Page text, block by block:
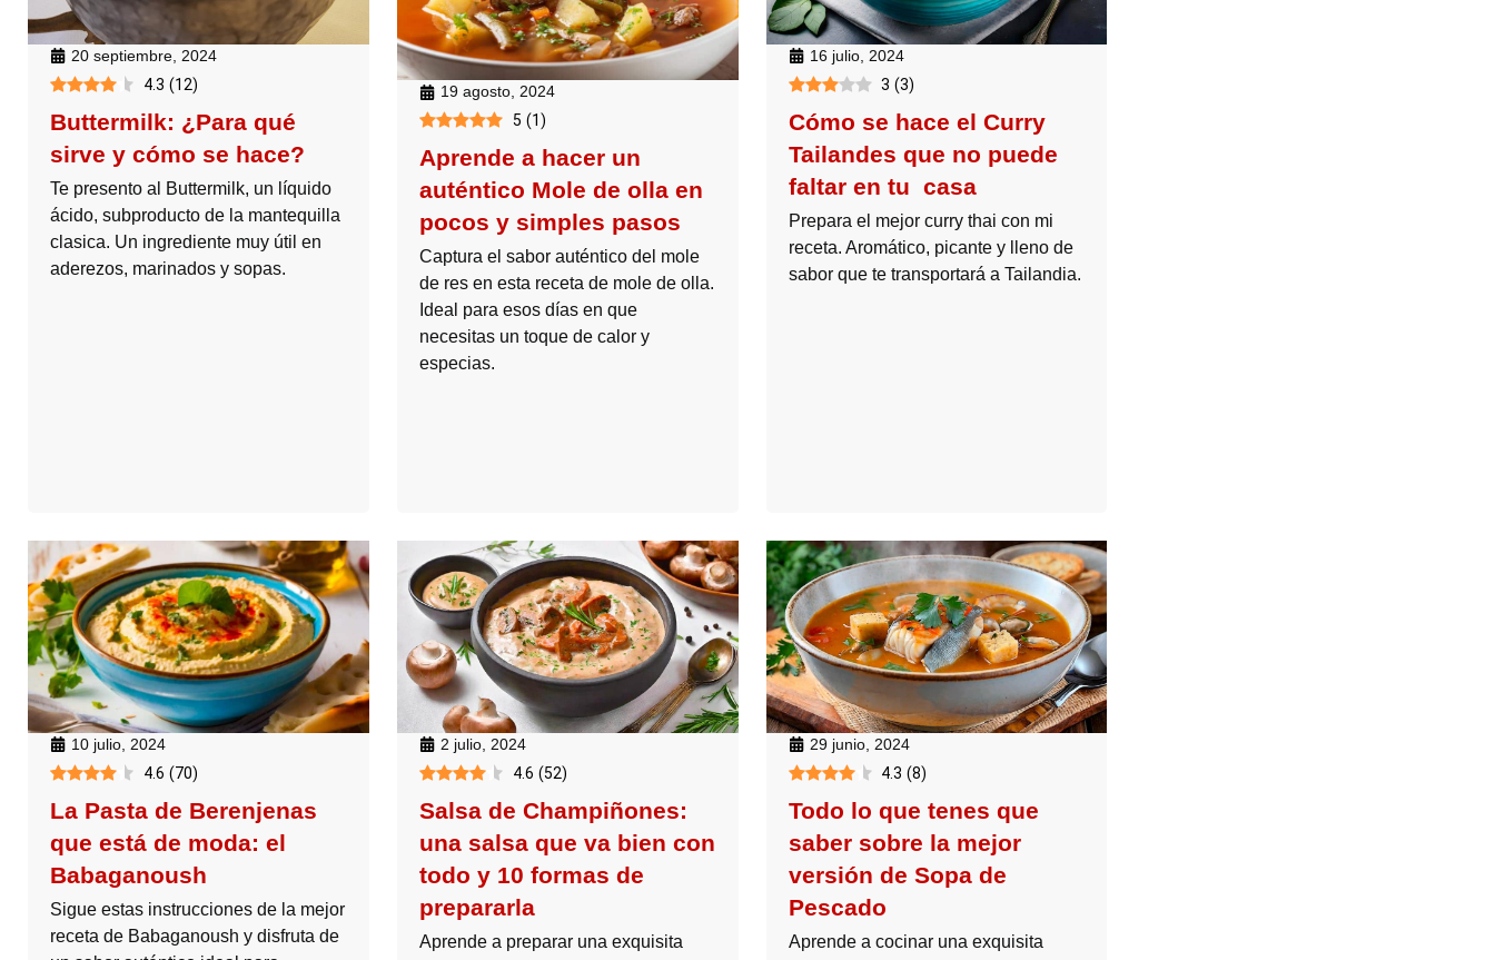
20 septiembre, 2024
4.3 (12)
Buttermilk: ¿Para qué
sirve y cómo se hace?
Te presento al Buttermilk, un líquido
ácido, subproducto de la mantequilla
clasica. Un ingrediente muy útil en
aderezos, marinados y sopas.
19 agosto, 2024
5 (1)
Aprende a hacer un
auténtico Mole de olla en
pocos y simples pasos
Captura el sabor auténtico del mole
de res en esta receta de mole de olla.
Ideal para esos días en que
necesitas un toque de calor y
especias.
16 julio, 2024
3 (3)
Cómo se hace el Curry
Tailandes que no puede
faltar en tu casa
Prepara el mejor curry thai con mi
receta. Aromático, picante y lleno de
sabor que te transportará a Tailandia.
10 julio, 2024
4.6 (70)
La Pasta de Berenjenas
que está de moda: el
Babaganoush
Sigue estas instrucciones de la mejor
receta de Babaganoush y disfruta de
2 julio, 2024
4.6 (52)
Salsa de Champiñones:
una salsa que va bien con
todo y 10 formas de
prepararla
Aprende a preparar una exquisita
29 junio, 2024
4.3 (8)
Todo lo que tenes que
saber sobre la mejor
versión de Sopa de
Pescado
Aprende a cocinar una exquisita